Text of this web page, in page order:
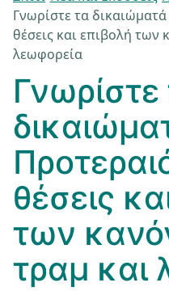
Γνωρίστε τα
θέσεις και επιβολή των
λεωφορεία
Γνωρίστε
θέσεις
των
τραμ και